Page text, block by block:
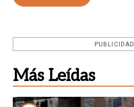
PUBLICIDAD
Más Leídas